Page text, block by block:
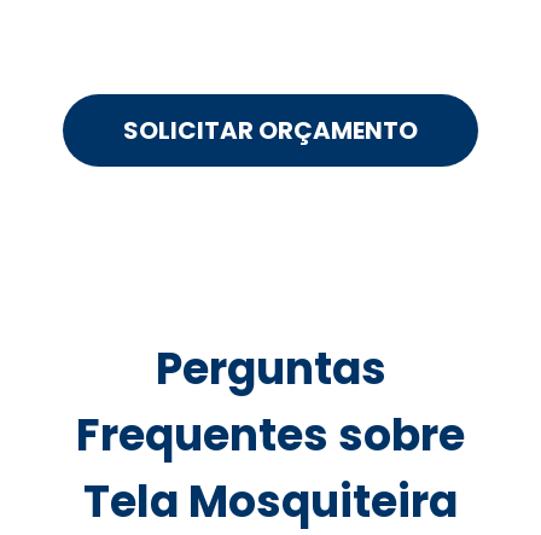
SOLICITAR ORÇAMENTO
Perguntas
Frequentes sobre
Tela Mosquiteira